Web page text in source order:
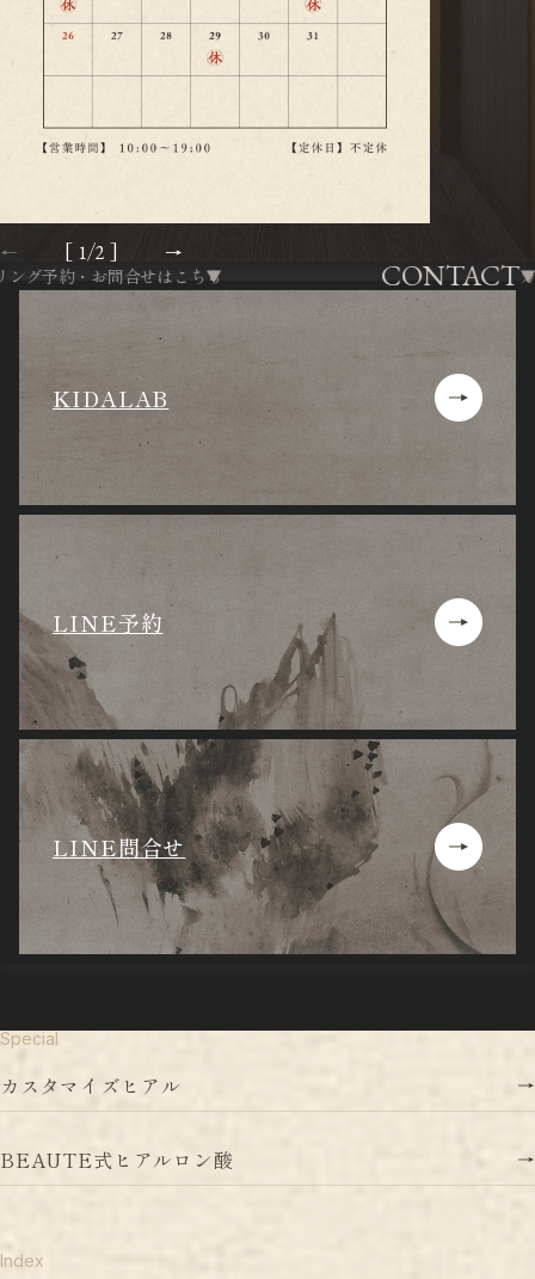
[ 1/2 ]
予約・お問合せはこちら CONTACTカウ
KIDALAB
LINE予約
LINE問合せ
Special
カ ス タマ イ ズ ヒ アル
BEAUTE式 ヒ アルロ ン酸
Index